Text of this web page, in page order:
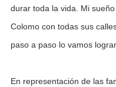
durar toda la vida. Mi
Colomo con todas sus
paso a paso lo vamos
En representación de las